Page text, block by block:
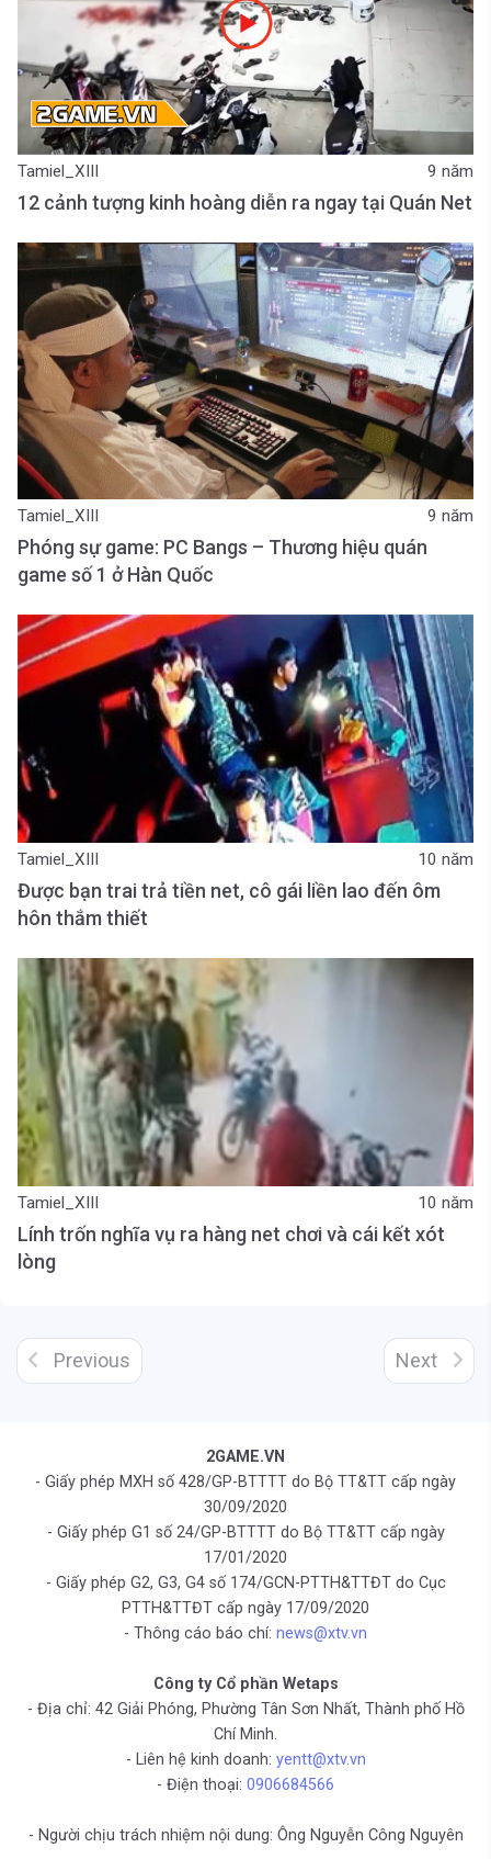
Tamiel_XIII 9 năm
12 cảnh tượng kinh hoàng diễn ra ngay tại Quán Net
Tamiel_XIII 9 năm
Phóng sự game: PC Bangs – Thương hiệu quán
game số 1 ở Hàn Quốc
Tamiel_XIII 10 năm
Được bạn trai trả tiền net, cô gái liền lao đến ôm
hôn thắm thiết
Tamiel_XIII 10 năm
Lính trốn nghĩa vụ ra hàng net chơi và cái kết xót
lòng
Previous Next
2GAME.VN
- Giấy phép MXH số 428/GP-BTTTT do Bộ TT&TT cấp ngày
30/09/2020
- Giấy phép G1 số 24/GP-BTTTT do Bộ TT&TT cấp ngày
17/01/2020
- Giấy phép G2, G3, G4 số 174/GCN-PTTH&TTĐT do Cục
PTTH&TTĐT cấp ngày 17/09/2020
- Thông cáo báo chí: news@xtv.vn
Công ty Cổ phần Wetaps
- Địa chỉ: 42 Giải Phóng, Phường Tân Sơn Nhất, Thành phố Hồ
Chí Minh.
- Liên hệ kinh doanh: yentt@xtv.vn
- Điện thoại: 0906684566
- Người chịu trách nhiệm nội dung: Ông Nguyễn Công Nguyên